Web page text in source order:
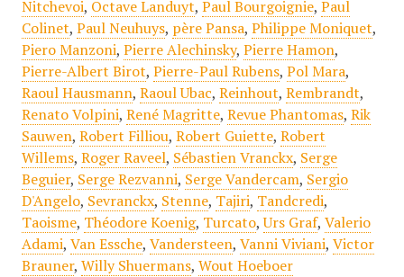
Nitchevoi, Octave Landuyt, Paul Bourgoignie, Paul
Colinet, Paul Neuhuys, père Pansa, Philippe Moniquet,
Piero Manzoni, Pierre Alechinsky, Pierre Hamon,
Pierre-Albert Birot, Pierre-Paul Rubens, Pol Mara,
Raoul Hausmann, Raoul Ubac, Reinhout, Rembrandt,
Renato Volpini, René Magritte, Revue Phantomas, Rik
Sauwen, Robert Filliou, Robert Guiette, Robert
Willems, Roger Raveel, Sébastien Vranckx, Serge
Beguier, Serge Rezvanni, Serge Vandercam, Sergio
D'Angelo, Sevranckx, Stenne, Tajiri, Tandcredi,
Taoisme, Théodore Koenig, Turcato,Urs Graf, Valerio
Adami, Van Essche, Vandersteen, Vanni Viviani, Victor
Brauner, Willy Shuermans, Wout Hoeboer